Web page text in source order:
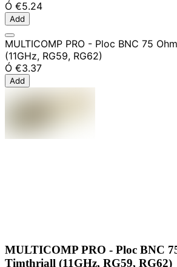
Ó €5.24
Add
MULTICOMP PRO - Ploc BNC 75
(11GHz, RG59, RG62)
Ó €3.37
Add
MULTICOMP PRO - Ploc BNC
Timthriall (11GHz, RG59, RG62)